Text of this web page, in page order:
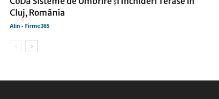
Cluj, România
Alin - Firme365